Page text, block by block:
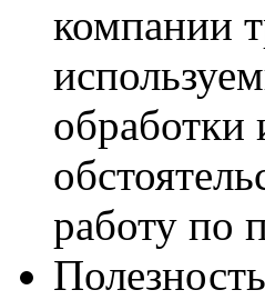
компании
обработки
работу по